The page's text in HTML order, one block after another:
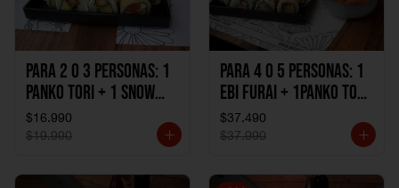
Para 2 o 3 personas: 1
Panko Tori + 1 Snow
Ebi Cheese + 1
California Sake Cheese
$16.990
$19.990
Para 4 o 5 personas: 1
Ebi Furai + 1Panko Tori
+ 1Snow Kani +
1California Sake +
1Katzu de Camaron
$37.490
$37.990